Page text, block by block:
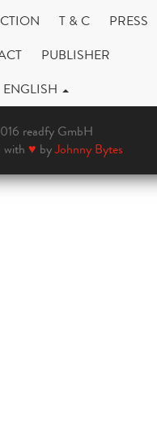
T & C
PRESS
PUBLISHER
ENGLISH
readfy GmbH
with ♥ byJohnny Bytes